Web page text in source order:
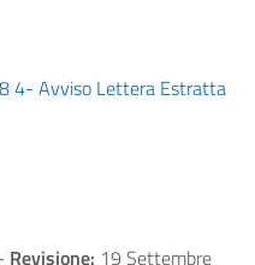
4- Avviso Lettera Estratta
Revisione: 19 Settembre